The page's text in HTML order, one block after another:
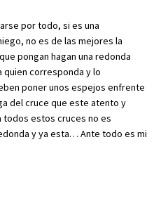
por todo, si es una
no es de las mejores la
pongan hagan una redonda
quien corresponda y lo
poner unos espejos enfrente
del cruce que este atento y
todos estos cruces no es
y ya esta… Ante todo es mi